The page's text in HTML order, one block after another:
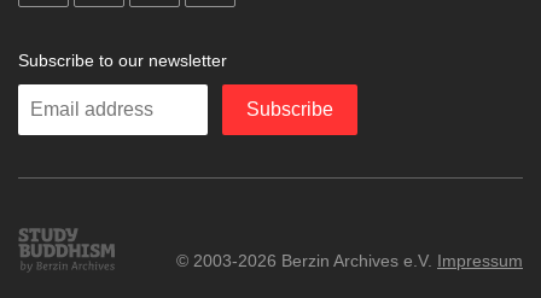
Subscribe to our newsletter
Enter
Subscribe
Study
Buddhism
© 2003-2026 Berzin Archives e.V. Impressum